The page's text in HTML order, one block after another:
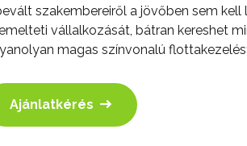
szakembereiről a jövőben sem
vállalkozását, bátran kereshet
magas színvonalú
Ajánlatkérés